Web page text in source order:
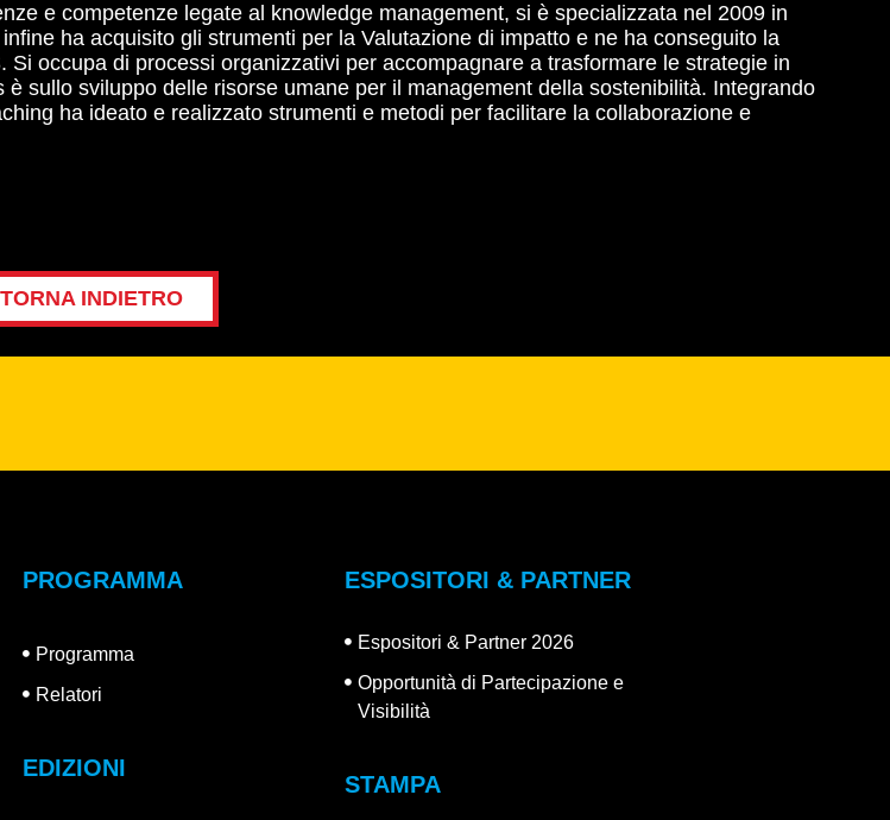
e competenze legate al knowledge management, si è specializzata nel 2009 in
ha acquisito gli strumenti per la Valutazione di impatto e ne ha conseguito la
Si occupa di processi organizzativi per accompagnare a trasformare le strategie in
è sullo sviluppo delle risorse umane per il management della sostenibilità. Integrando
ha ideato e realizzato strumenti e metodi per facilitare la collaborazione e
TORNA INDIETRO
PROGRAMMA
Programma
Relatori
EDIZIONI
ESPOSITORI & PARTNER
Espositori & Partner 2026
Opportunità di Partecipazione e
Visibilità
STAMPA